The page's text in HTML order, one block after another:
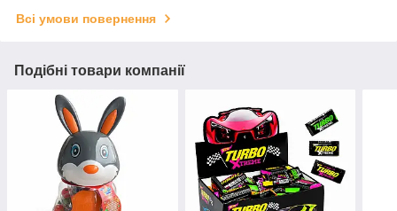
Всі умови повернення
Подібні товари компанії